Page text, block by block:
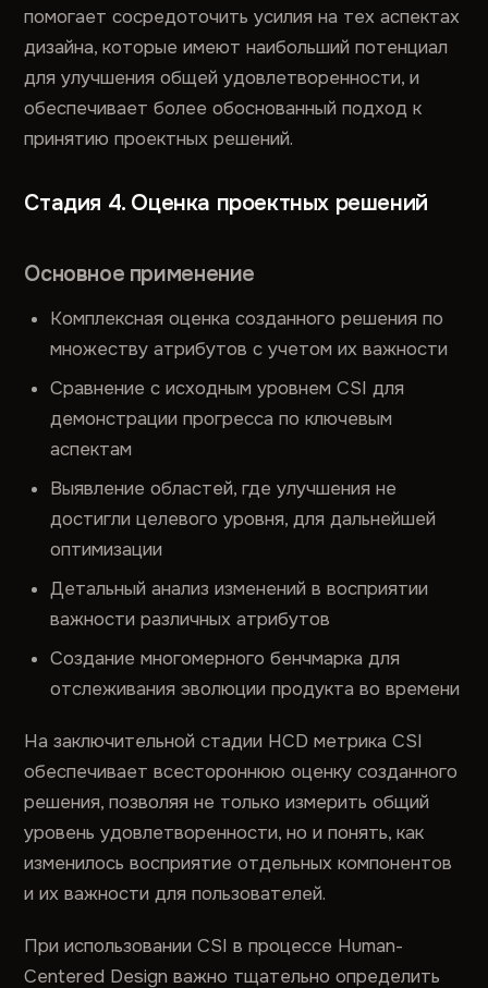
помогает сосредоточить усилия на тех аспектах
дизайна, которые имеют наибольший потенциал
для улучшения общей удовлетворенности, и
обеспечивает более обоснованный подход к
принятию проектных решений.
Стадия 4. Оценка проектных решений
Основное применение
Комплексная оценка созданного решения по
множеству атрибутов с учетом их важности
Сравнение с исходным уровнем CSI для
демонстрации прогресса по ключевым
аспектам
Выявление областей, где улучшения не
достигли целевого уровня, для дальнейшей
оптимизации
Детальный анализ изменений в восприятии
важности различных атрибутов
Создание многомерного бенчмарка для
отслеживания эволюции продукта во времени
На заключительной стадии HCD метрика CSI
обеспечивает всестороннюю оценку созданного
решения, позволяя не только измерить общий
уровень удовлетворенности, но и понять, как
изменилось восприятие отдельных компонентов
и их важности для пользователей.
При использовании CSI в процессе Human-
Centered Design важно тщательно определить